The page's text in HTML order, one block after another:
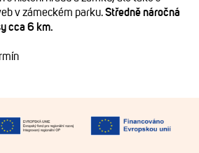
v zámeckém parku.Středně náročná
cca 6 km.